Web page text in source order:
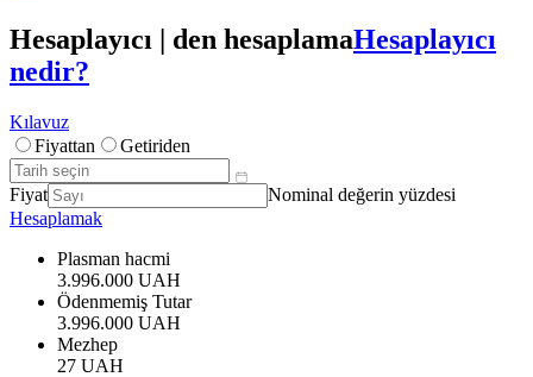
Hesaplayıcı | den hesaplamaHesaplayıcı
nedir?
Kılavuz
Fiyattan
Getiriden
Fiyat
Nominal değerin yüzdesi
Hesaplamak
Plasman hacmi
3.996.000 UAH
Ödenmemiş Tutar
3.996.000 UAH
Mezhep
27 UAH